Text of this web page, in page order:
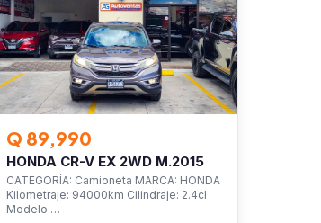
Q 89,990
HONDA CR-V EX 2WD M.2015
CATEGORÍA: Camioneta MARCA: HONDA
Kilometraje: 94000km Cilindraje: 2.4cl
Modelo:…